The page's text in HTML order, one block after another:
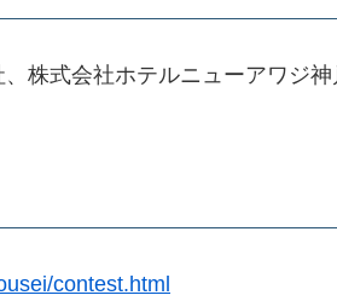
株式会社ホテルニューアワジ
contest.html